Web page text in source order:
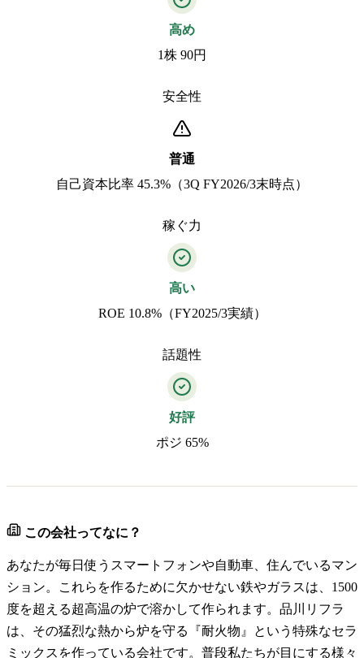
高め
1株 90円
安全性
普通
自己資本比率 45.3%（3Q FY2026/3末時点）
稼ぐ力
高い
ROE 10.8%（FY2025/3実績）
話題性
好評
ポジ 65%
この会社ってなに？
あなたが毎日使うスマートフォンや自動車、住んでいるマン
ション。これらを作るために欠かせない鉄やガラスは、1500
度を超える超高温の炉で溶かして作られます。品川リフラ
は、その猛烈な熱から炉を守る『耐火物』という特殊なセラ
ミックスを作っている会社です。普段私たちが目にする様々